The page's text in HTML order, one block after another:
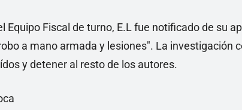
Equipo Fiscal de turno, E.L fue notificado de su
a mano armada y lesiones". La investigación
y detener al resto de los autores.